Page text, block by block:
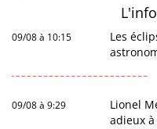
09/08 à 10:15
Les
09/08 à 9:29
Lionel
adieux